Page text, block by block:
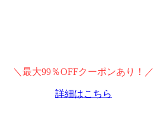
＼最大99％OFFクーポンあり！／
詳細はこちら